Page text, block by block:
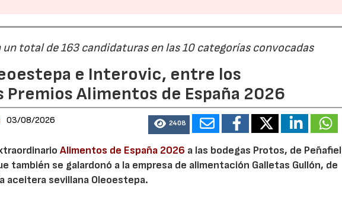
total de 163 candidaturas en las 10 categorías convocadas
e Interovic, entre los
Premios Alimentos de España 2026
03/08/2026 2408
Alimentos de España 2026 a las bodegas Protos, de Peñafiel
también se galardonó a la empresa de alimentación Galletas Gullón, de
aceitera sevillana Oleoestepa.